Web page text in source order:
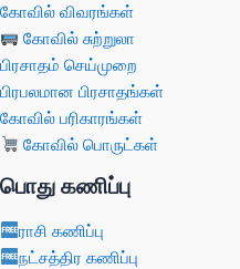
கோவில் விவரங்கள்
கோவில் சுற்றுலா
பிரசாதம் செய்முறை
பிரபலமான பிரசாதங்கள்
கோவில் பரிகாரங்கள்
கோவில் பொருட்கள்
பொது கணிப்பு
ராசி கணிப்பு
நட்சத்திர கணிப்பு